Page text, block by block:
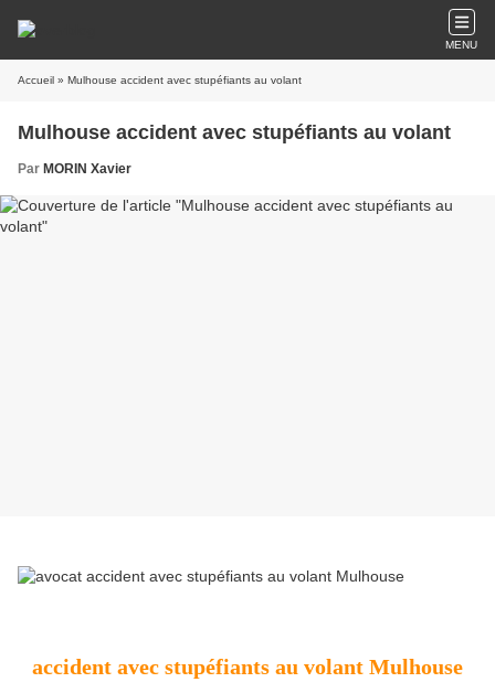
MENU
Accueil » Mulhouse accident avec stupéfiants au volant
Mulhouse accident avec stupéfiants au volant
Par MORIN Xavier
accident avec stupéfiants au volant Mulhouse